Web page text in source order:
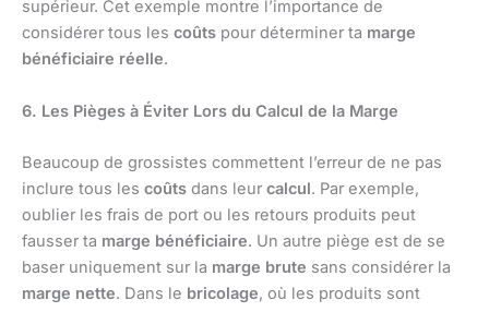
supérieur. Cet exemple montre l’importance de
considérer tous les coûts pour déterminer ta marge
bénéficiaire réelle.
6. Les Pièges à Éviter Lors du Calcul de la Marge
Beaucoup de grossistes commettent l’erreur de ne pas
inclure tous les coûts dans leur calcul. Par exemple,
oublier les frais de port ou les retours produits peut
fausser ta marge bénéficiaire. Un autre piège est de se
baser uniquement sur la marge brute sans considérer la
marge nette. Dans le bricolage, où les produits sont